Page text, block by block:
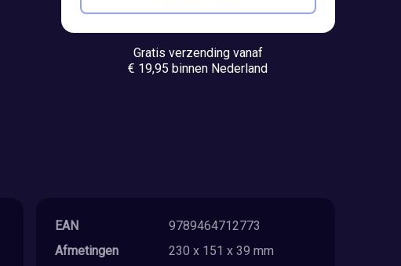
Gratis verzending vanaf
€ 19,95 binnen Nederland
EAN
9789464712773
Afmetingen
230 x 151 x 39 mm